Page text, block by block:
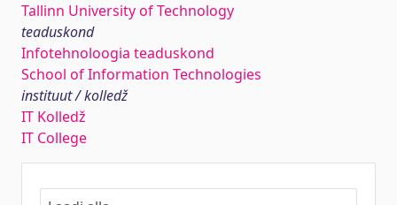
Tallinn University of Technology
teaduskond
Infotehnoloogia teaduskond
School of Information Technologies
instituut / kolledž
IT Kolledž
IT College